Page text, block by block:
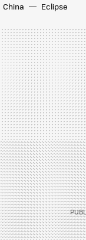
China
Eclipse